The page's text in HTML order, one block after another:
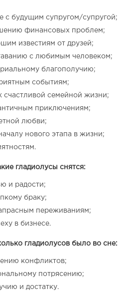
с будущим супругом/супругой;
финансовых проблем;
известиям от друзей;
с любимым человеком;
благополучию;
событиям;
счастливой семейной жизни;
приключениям;
любви;
нового этапа в жизни;
гладиолусы снятся:
и радости;
браку;
переживаниям;
в бизнесе.
гладиолусов было во сне:
конфликтов;
потрясению;
и достатку.